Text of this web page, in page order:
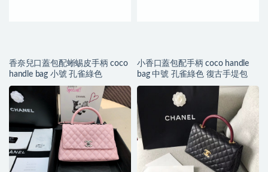
香奈兒口蓋包配蜥蜴皮手柄 coco
handle bag 小號 孔雀綠色
小香口蓋包配手柄 coco handle
bag 中號 孔雀綠色 復古手堤包